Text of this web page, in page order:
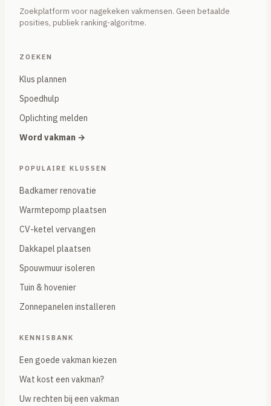
Zoekplatform voor nagekeken vakmensen. Geen betaalde
posities, publiek ranking-algoritme.
ZOEKEN
Klus plannen
Spoedhulp
Oplichting melden
Word vakman →
POPULAIRE KLUSSEN
Badkamer renovatie
Warmtepomp plaatsen
CV-ketel vervangen
Dakkapel plaatsen
Spouwmuur isoleren
Tuin & hovenier
Zonnepanelen installeren
KENNISBANK
Een goede vakman kiezen
Wat kost een vakman?
Uw rechten bij een vakman